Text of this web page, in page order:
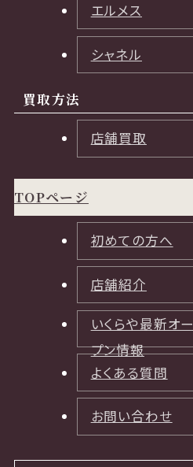
エルメス
シャネル
買取方法
店舗買取
TOPページ
初めての方へ
店舗紹介
いくらや最新オー
プン情報
よくある質問
お問い合わせ